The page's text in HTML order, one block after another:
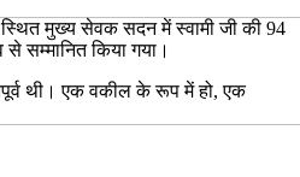
स्थित मुख्य सेवक सदन में स्वामी जी की 94
सम्मानित किया गया।
थी। एक वकील के रूप में हो, एक